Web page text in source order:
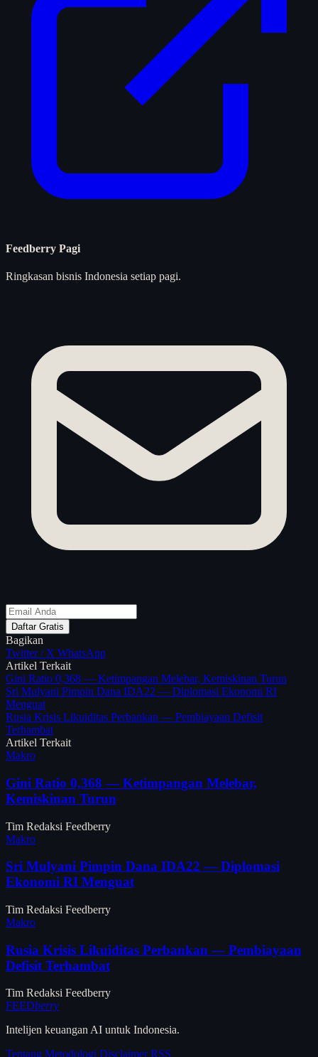
Feedberry Pagi
Ringkasan bisnis Indonesia setiap pagi.
Daftar Gratis
Bagikan
Twitter / X WhatsApp
Artikel Terkait
Gini Ratio 0,368 — Ketimpangan Melebar, Kemiskinan Turun
Sri Mulyani Pimpin Dana IDA22 — Diplomasi Ekonomi RI
Menguat
Rusia Krisis Likuiditas Perbankan — Pembiayaan Defisit
Terhambat
Artikel Terkait
Makro
Gini Ratio 0,368 — Ketimpangan Melebar,
Kemiskinan Turun
Tim Redaksi Feedberry
Makro
Sri Mulyani Pimpin Dana IDA22 — Diplomasi
Ekonomi RI Menguat
Tim Redaksi Feedberry
Makro
Rusia Krisis Likuiditas Perbankan — Pembiayaan
Defisit Terhambat
Tim Redaksi Feedberry
FEEDberry
Intelijen keuangan AI untuk Indonesia.
Tentang Metodologi Disclaimer RSS